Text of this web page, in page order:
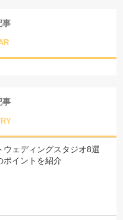
事
事
ウェディングスタジオ8選
ポイントを紹介